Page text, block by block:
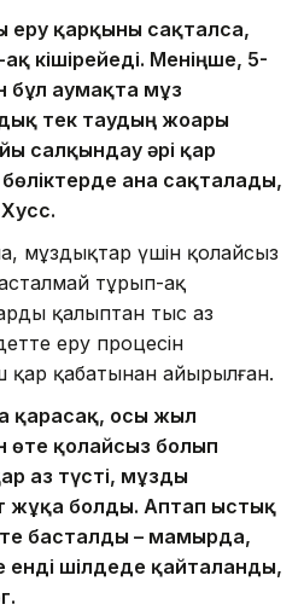
еру қарқыны сақталса,
кішірейеді. Меніңше, 5-
бұл аумақта мұз
тек таудың жоғары
салқындау әрі қар
бөліктерде ғана сақталады,
мұздықтар үшін қолайсыз
тұрып-ақ
қалыптан тыс аз
еру процесін
қар қабатынан айырылған.
қарасақ, осы жыл
өте қолайсыз болып
аз түсті, мұзды
жұқа болды. Аптап ыстық
басталды – мамырда,
шілдеде қайталанды,